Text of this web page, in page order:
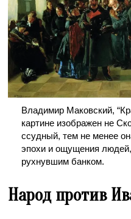
Владимир Маковский,
картине изображен не
ссудный, тем не менее
эпохи и ощущения
рухнувшим банком.
Народ против